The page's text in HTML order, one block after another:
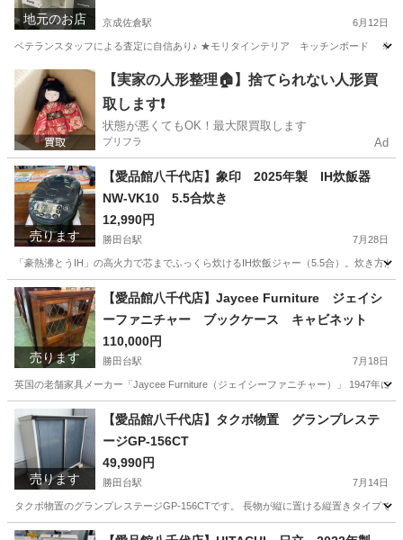
地元のお店 京成佐倉駅 6月12日
ベテランスタッフによる査定に自信あり♪ ★モリタインテリア キッチンボード ※使
千葉 佐倉市 京成佐倉駅 リサイクルショップ 千葉
佐倉市 京成佐倉駅 リサイクルショップ
【実家の人形整理🏠】捨てられない人形買
取します❗️
状態が悪くてもOK！最大限買取します
プリフラ Ad
売ります
【愛品館八千代店】象印 2025年製 IH炊飯器
NW-VK10 5.5合炊き
12,990円
勝田台駅 7月28日
「豪熱沸とうIH」の高火力で芯までふっくら炊けるIH炊飯ジャー（5.5合）。炊き方
千葉 八千代市 勝田台駅 キッチン家電
売ります
【愛品館八千代店】Jaycee Furniture ジェイシ
ーファニチャー ブックケース キャビネット
110,000円
勝田台駅 7月18日
英国の老舗家具メーカー「Jaycee Furniture（ジェイシーファニチャー）」 1947年に
千葉 八千代市 勝田台駅 収納家具 商品
売ります
【愛品館八千代店】タクボ物置 グランプレステ
ージGP-156CT
49,990円
勝田台駅 7月14日
タクボ物置のグランプレステージGP-156CTです。 長物が縦に置ける縦置きタイプ
千葉 八千代市 勝田台駅 収納家具